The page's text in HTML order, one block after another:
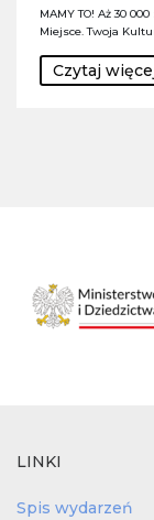
MAMY TO! Aż 30
Miejsce. Twoja
Czytaj
LINKI
Spis wydarzeń